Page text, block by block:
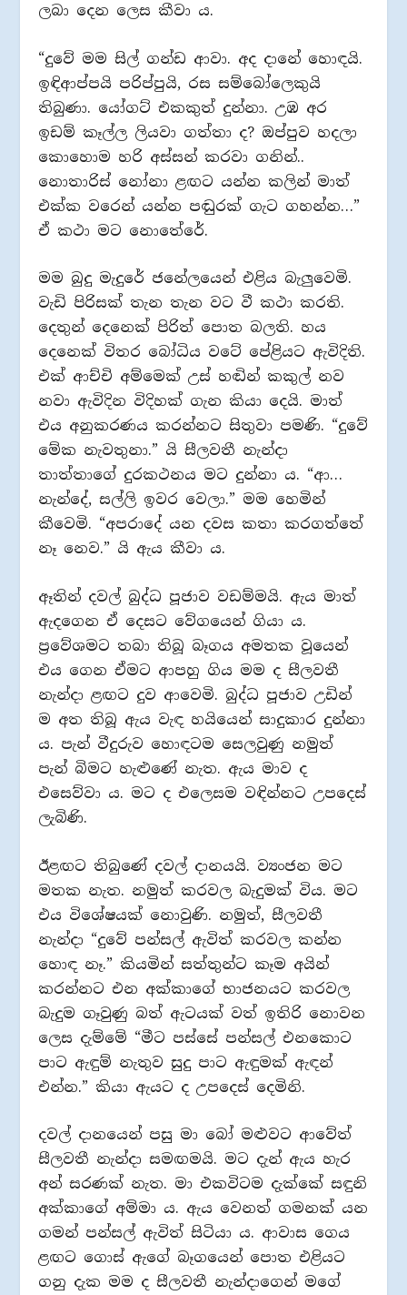
ලබා දෙන ලෙස කීවා ය.
“දුවේ මම සිල් ගන්ඩ ආවා. අද දානේ හොඳයි.
ඉඳිආප්පයි පරිප්පුයි, රස සම්බෝලෙකුයි
තිබුණා. යෝගට් එකකුත් දුන්නා. උඹ අර
ඉඩම් කෑල්ල ලියවා ගත්තා ද? ඔප්පුව හදලා
කොහොම හරි අස්සන් කරවා ගනින්..
නොතාරිස් නෝනා ළඟට යන්න කලින් මාත්
එක්ක වරෙන් යන්න පඬුරක් ගැට ගහන්න…”
ඒ කථා මට නොතේරේ.
මම බුදු මැදුරේ ජනේලයෙන් එළිය බැලුවෙමි.
වැඩි පිරිසක් තැන තැන වට වී කථා කරති.
දෙතුන් දෙනෙක් පිරිත් පොත බලති. හය
දෙනෙක් විතර බෝධිය වටේ පේළියට ඇවිදිති.
එක් ආච්චි අම්මෙක් උස් හඬින් කකුල් නව
නවා ඇවිදින විදිහක් ගැන කියා දෙයි. මාත්
එය අනුකරණය කරන්නට සිතුවා පමණි. “දුවේ
මේක නැවතුනා.” යි සීලවතී නැන්දා
තාත්තාගේ දුරකථනය මට දුන්නා ය. “ආ…
නැන්දේ, සල්ලි ඉවර වෙලා.” මම හෙමින්
කීවෙමි. “අපරාදේ යන දවස කතා කරගත්තේ
නෑ නෙව.” යි ඇය කීවා ය.
ඈතින් දවල් බුද්ධ පූජාව වඩම්මයි. ඇය මාත්
ඇදගෙන ඒ දෙසට වේගයෙන් ගියා ය.
ප්‍රවේශමට තබා තිබූ බෑගය අමතක වූයෙන්
එය ගෙන ඒමට ආපහු ගිය මම ද සීලවතී
නැන්දා ළඟට දුව ආවෙමි. බුද්ධ පූජාව උඩින්
ම අත තිබූ ඇය වැඳ හයියෙන් සාදුකාර දුන්නා
ය. පැන් වීදුරුව හොඳටම සෙලවුණු නමුත්
පැන් බිමට හැළුණේ නැත. ඇය මාව ද
එසෙව්වා ය. මට ද එලෙසම වඳින්නට උපදෙස්
ලැබිණි.
ඊළඟට තිබුණේ දවල් දානයයි. ව්‍යංජන මට
මතක නැත. නමුත් කරවල බැදුමක් විය. මට
එය විශේෂයක් නොවුණි. නමුත්, සීලවතී
නැන්දා “දුවේ පන්සල් ඇවිත් කරවල කන්න
හොඳ නෑ.” කියමින් සත්තුන්ට කෑම අයින්
කරන්නට එන අක්කාගේ භාජනයට කරවල
බැදුම ගෑවුණු බත් ඇටයක් වත් ඉතිරි නොවන
ලෙස දැම්මේ “මීට පස්සේ පන්සල් එනකොට
පාට ඇඳුම් නැතුව සුදු පාට ඇඳුමක් ඇඳන්
එන්න.” කියා ඇයට ද උපදෙස් දෙමිනි.
දවල් දානයෙන් පසු මා බෝ මළුවට ආවේත්
සීලවතී නැන්දා සමඟමයි. මට දැන් ඇය හැර
අන් සරණක් නැත. මා එකවිටම දැක්කේ සඳුනි
අක්කාගේ අම්මා ය. ඇය වෙනත් ගමනක් යන
ගමන් පන්සල් ඇවිත් සිටියා ය. ආවාස ගෙය
ළඟට ගොස් ඇගේ බෑගයෙන් පොත එළියට
ගනු දැක මම ද සීලවතී නැන්දාගෙන් මගේ